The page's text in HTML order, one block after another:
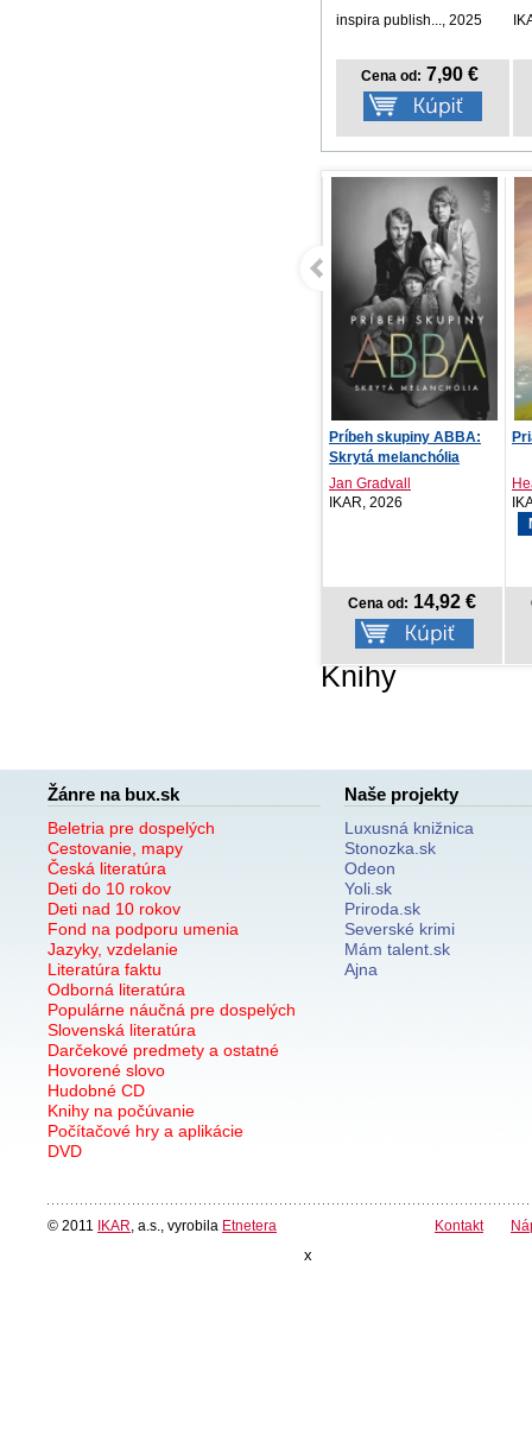
inspira publish..., 2025
Cena od: 7,90 €
Prianie
Heather Morris
IKAR, 2026
Cena od: 14,18 €
Knihy
Žánre na bux.sk
Beletria pre dospelých
Cestovanie, mapy
Česká literatúra
Deti do 10 rokov
Deti nad 10 rokov
Fond na podporu umenia
Jazyky, vzdelanie
Literatúra faktu
Odborná literatúra
Populárne náučná pre dospelých
Slovenská literatúra
Darčekové predmety a ostatné
Hovorené slovo
Hudobné CD
Knihy na počúvanie
Počítačové hry a aplikácie
DVD
Naše projekty
Luxusná knižnica
Stonozka.sk
Odeon
Yoli.sk
Priroda.sk
Severské krimi
Mám talent.sk
Ajna
© 2011 IKAR , a.s., vyrobila Etnetera Kontakt
x